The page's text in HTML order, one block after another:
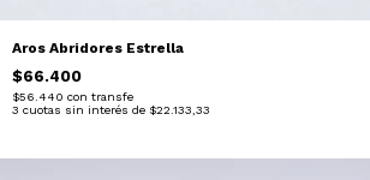
Aros Abridores Estrella
$66.400
$56.440 con transfe
3 cuotas sin interés de $22.133,33